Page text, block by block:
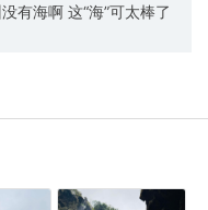
有海啊 这“海”可太棒了